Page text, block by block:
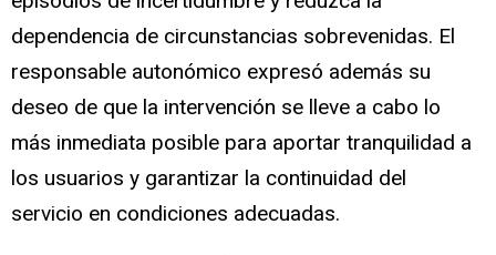
dependencia de circunstancias sobrevenidas. El
responsable autonómico expresó además su
deseo de que la intervención se lleve a cabo lo
más inmediata posible para aportar tranquilidad a
los usuarios y garantizar la continuidad del
servicio en condiciones adecuadas.